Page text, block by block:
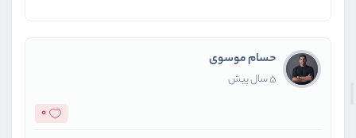
حسام موسوی
5 سال پیش
0